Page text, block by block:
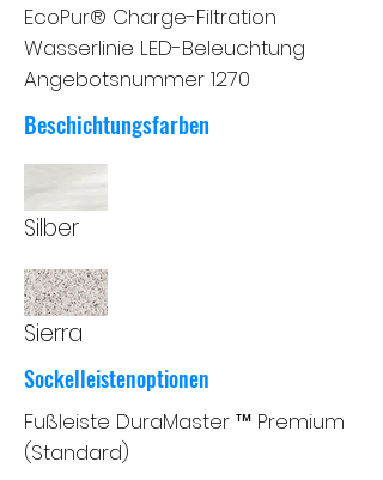
EcoPur® Charge-Filtration
Wasserlinie LED-Beleuchtung
Angebotsnummer 1270
Beschichtungsfarben
Silber
Sierra
Sockelleistenoptionen
Fußleiste DuraMaster ™ Premium
(Standard)